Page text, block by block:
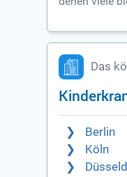
Das
Berlin
Köln